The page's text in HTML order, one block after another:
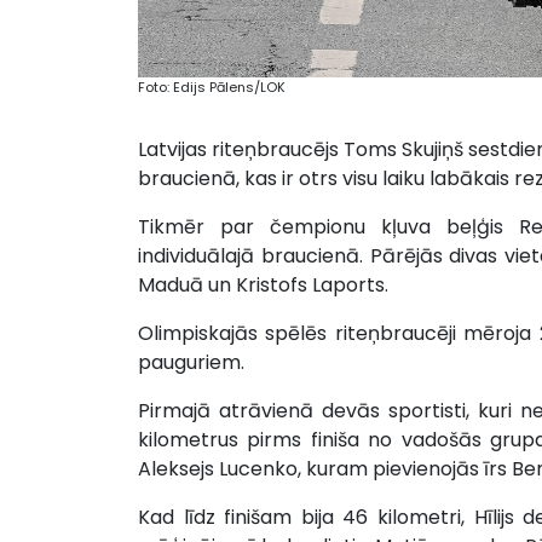
Foto: Edijs Pālens/LOK
Latvijas riteņbraucējs Toms Skujiņš
braucienā, kas ir otrs visu laiku labākais
Tikmēr par čempionu kļuva beļģis
individuālajā braucienā. Pārējās divas
Maduā un Kristofs Laports.
Olimpiskajās spēlēs riteņbraucēji
pauguriem.
Pirmajā atrāvienā devās sportisti, kuri
kilometrus pirms finiša no vadošās
Aleksejs Lucenko, kuram pievienojās īrs
Kad līdz finišam bija 46 kilometri, Hīlijs